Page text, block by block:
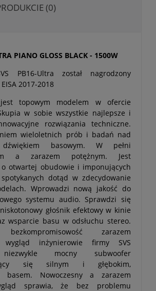
(0)
PIANO GLOSS BLACK - 1500W
PB16-Ultra został nagrodzony
2017-2018
topowym modelem w ofercie
w sobie wszystkie najlepsze i
rozwiązania techniczne.
wieloletnich prób i badań nad
dźwiękiem basowym. W pełni
a zarazem potężnym. Jest
otwartej obudowie i imponujących
dotąd w zdecydowanie
Wprowadzi nową jakość do
systemu audio. Sprawdzi się
głośnik efektowy w kinie
wsparcie basu w odsłuchu stereo.
bezkompromisowość zarazem
wygląd inżynierowie firmy SVS
mocny subwoofer
się silnym i głębokim,
basem. Nowoczesny a zarazem
sprawia, że bez problemu